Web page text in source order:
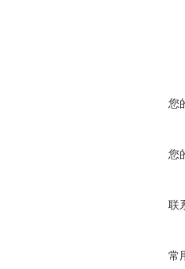
您
您
联
常